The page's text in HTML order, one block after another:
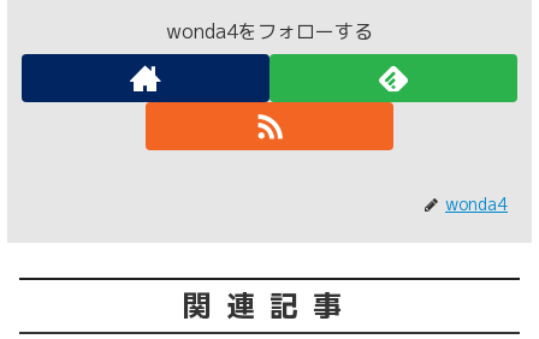
wonda4をフォローする
wonda4
関連記事